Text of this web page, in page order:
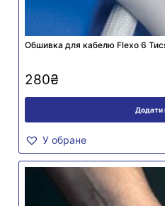
Обшивка для кабелю Flexo 6
280₴
Додати
У обране